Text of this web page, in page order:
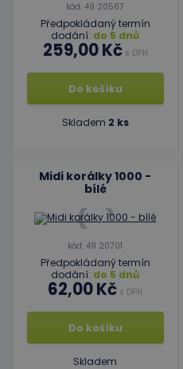
kód: 49 20567
Předpokládaný termín
dodání: do 5 dnů
259,00 Kčs DPH
Do košíku
Skladem 2 ks
Midi korálky 1000 -
bílé
kód: 49 20701
Předpokládaný termín
dodání: do 5 dnů
62,00 Kč s DPH
Do košíku
Skladem